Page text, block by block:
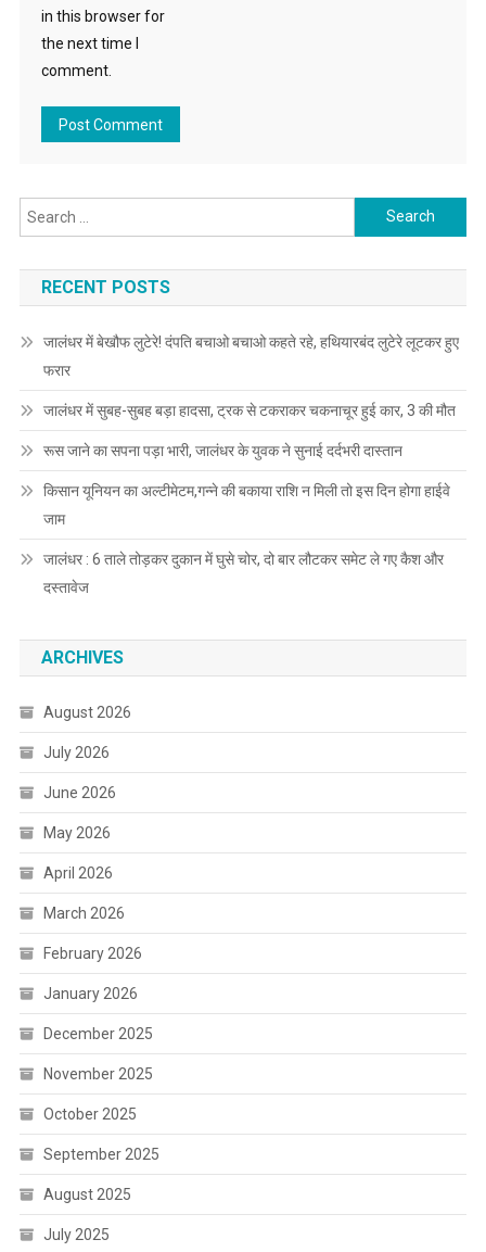
in this browser for
the next time I
comment.
Search for:
RECENT POSTS
जालंधर में बेखौफ लुटेरे! दंपति बचाओ बचाओ कहते रहे, हथियारबंद लुटेरे लूटकर हुए
फरार
जालंधर में सुबह-सुबह बड़ा हादसा, ट्रक से टकराकर चकनाचूर हुई कार, 3 की मौत
रूस जाने का सपना पड़ा भारी, जालंधर के युवक ने सुनाई दर्दभरी दास्तान
किसान यूनियन का अल्टीमेटम,गन्ने की बकाया राशि न मिली तो इस दिन होगा हाईवे
जाम
जालंधर : 6 ताले तोड़कर दुकान में घुसे चोर, दो बार लौटकर समेट ले गए कैश और
दस्तावेज
ARCHIVES
August 2026
July 2026
June 2026
May 2026
April 2026
March 2026
February 2026
January 2026
December 2025
November 2025
October 2025
September 2025
August 2025
July 2025